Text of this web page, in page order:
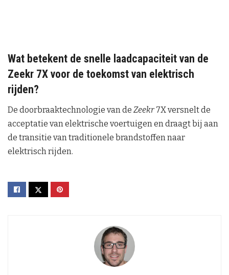
Wat betekent de snelle laadcapaciteit van de
Zeekr 7X voor de toekomst van elektrisch
rijden?
De doorbraaktechnologie van de Zeekr 7X versnelt de
acceptatie van elektrische voertuigen en draagt bij aan
de transitie van traditionele brandstoffen naar
elektrisch rijden.